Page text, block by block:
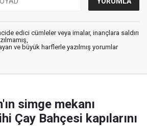
edici cümleler veya imalar, inançlara saldırı
ve büyük harflerle yazılmış yorumlar
simge mekanı
Çay Bahçesi kapılarını